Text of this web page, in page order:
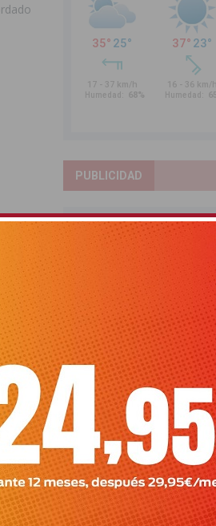
PUBLICIDAD
LOTERIAS
Bonoloto
Primitiva